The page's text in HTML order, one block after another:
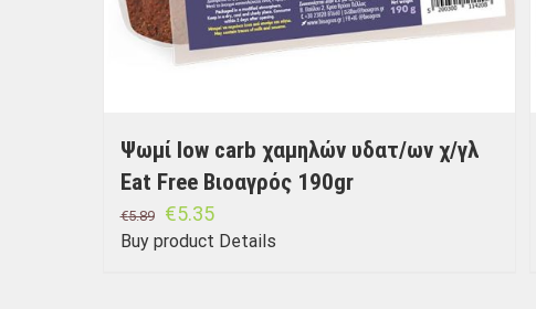
Ψωμί low carb χαμηλών υδατ/ων χ/γλ
Eat Free Βιοαγρός 190gr
€5.89 €5.35
Buy product Details